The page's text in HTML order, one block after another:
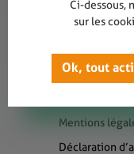
Presse
Liens utiles
Mentions
Déclaration
Ci-dessous,
sur les
Ok, tout